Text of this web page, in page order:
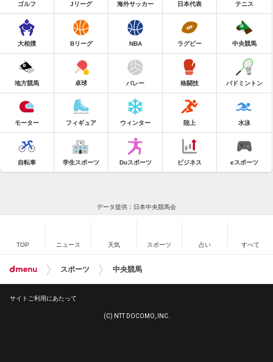
ゴルフ Jリーグ 海外サッカー 日本代表 テニス
大相撲 Bリーグ NBA ラグビー 中央競馬
地方競馬 卓球 バレー 格闘技 バドミントン
モーター フィギュア ウィンター 陸上 水泳
自転車 学生スポーツ Doスポーツ ビジネス eスポーツ
データ提供：日本中央競馬会
TOP ニュース 天気 スポーツ 占い すべて
スポーツ 中央競馬
サイトご利用にあたって
(C) NTT DOCOMO, INC.